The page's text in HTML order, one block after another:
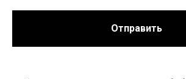
Отправить